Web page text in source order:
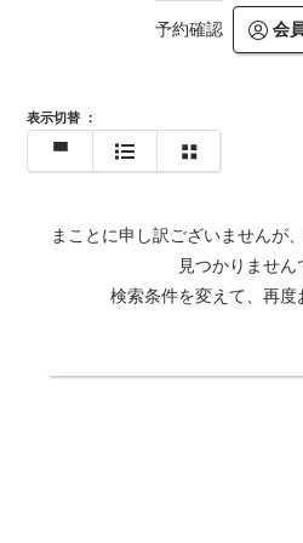
予約確認 会
https://houraikan.jp/
表示切替 ：
まことに申し訳ございませんが
見つかりません
検索条件を変えて、再度